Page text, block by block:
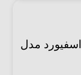
مدل